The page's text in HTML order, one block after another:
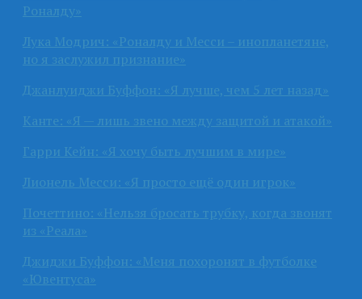
Роналду»
Лука Модрич: «Роналду и Месси – инопланетяне,
но я заслужил признание»
Джанлуиджи Буффон: «Я лучше, чем 5 лет назад»
Канте: «Я — лишь звено между защитой и атакой»
Гарри Кейн: «Я хочу быть лучшим в мире»
Лионель Месси: «Я просто ещё один игрок»
Почеттино: «Нельзя бросать трубку, когда звонят
из «Реала»
Джиджи Буффон: «Меня похоронят в футболке
«Ювентуса»